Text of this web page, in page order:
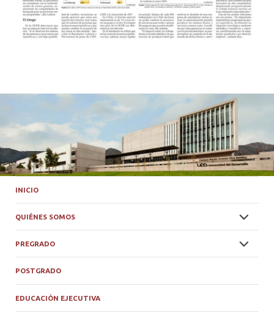
INICIO
QUIÉNES SOMOS
PREGRADO
POSTGRADO
EDUCACIÓN EJECUTIVA